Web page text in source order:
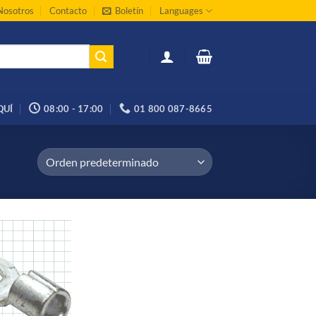
Contacto Boletín Languages
08:00 - 17:00 01 800 087-8665